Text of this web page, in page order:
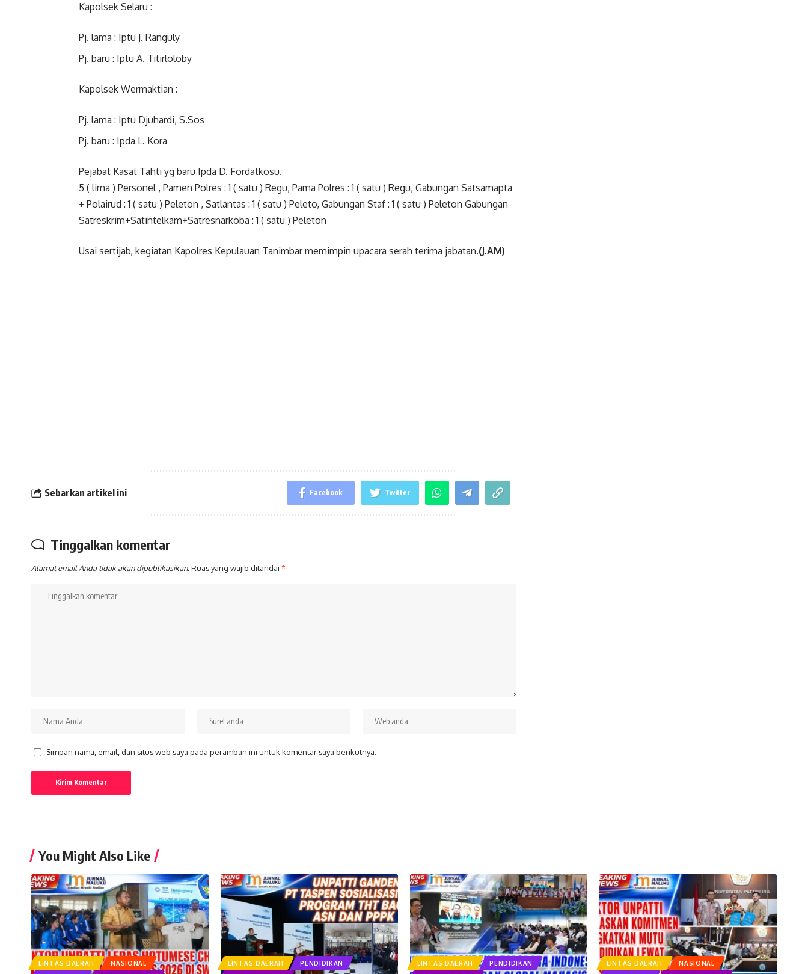
Kapolsek Selaru :
Pj. lama : Iptu J. Ranguly
Pj. baru : Iptu A. Titirloloby
Kapolsek Wermaktian :
Pj. lama : Iptu Djuhardi, S.Sos
Pj. baru : Ipda L. Kora
Pejabat Kasat Tahti yg baru Ipda D. Fordatkosu.
5 ( lima ) Personel , Pamen Polres : 1 ( satu ) Regu, Pama Polres : 1 ( satu ) Regu, Gabungan Satsamapta
+ Polairud : 1 ( satu ) Peleton , Satlantas : 1 ( satu ) Peleto, Gabungan Staf : 1 ( satu ) Peleton Gabungan
Satreskrim+Satintelkam+Satresnarkoba : 1 ( satu ) Peleton
Usai sertijab, kegiatan Kapolres Kepulauan Tanimbar memimpin upacara serah terima jabatan.(J.AM)
Sebarkan artikel ini Facebook Twitter
Tinggalkan komentar
Alamat email Anda tidak akan dipublikasikan.Ruas yang wajib ditandai *
Simpan nama, email, dan situs web saya pada peramban ini untuk komentar saya berikutnya.
You Might Also Like
LINTAS DAERAH NASIONAL LINTAS DAERAH PENDIDIKAN LINTAS DAERAH PENDIDIKAN LINTAS DAERAH NASIONAL